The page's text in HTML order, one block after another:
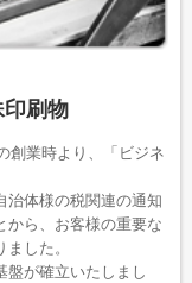
刷物
創業時より、「ビジネ
治体様の税関連の通知
から、お客様の重要な
した。
盤が確立いたしまし